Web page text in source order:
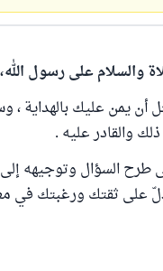
والسلام على رسول
أن يمن عليك بالهداية ،
والقادر عليه .
طرح السؤال وتوجيهه
على ثقتك ورغبتك في